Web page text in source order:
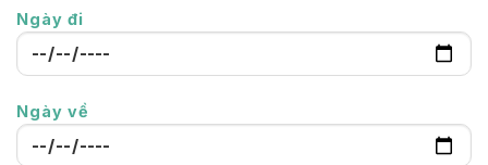
Ngày đi
Ngày về